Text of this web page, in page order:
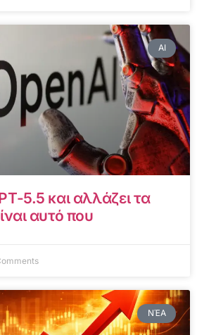
AI
5.5 και αλλάζει τα
αυτό που
ΝΈΑ